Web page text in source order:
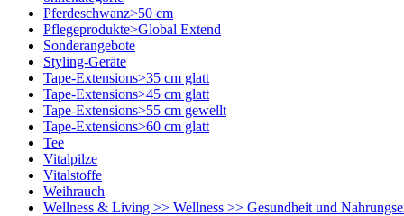
Pferdeschwanz>50 cm
Pflegeprodukte>Global Extend
Sonderangebote
Styling-Geräte
Tape-Extensions>35 cm glatt
Tape-Extensions>45 cm glatt
Tape-Extensions>55 cm gewellt
Tape-Extensions>60 cm glatt
Tee
Vitalpilze
Vitalstoffe
Weihrauch
Wellness & Living >> Wellness >> Gesundheit und